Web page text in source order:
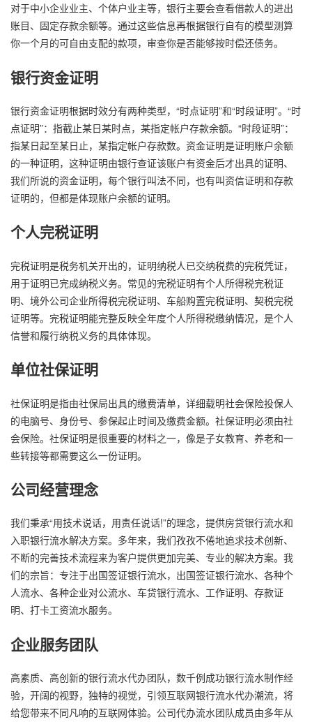
对于中小企业业主、个体户业主等，银行主要会查看借款人的进出
账目、固定存款余额等。通过这些信息再根据银行自有的模型测算
你一个月的可自由支配的款项，审查你是否能够按时偿还债务。
银行资金证明
银行资金证明根据时效分有两种类型，“时点证明”和“时段证明”。“时
点证明”：指截止某日某时点，某指定帐户存款余额。“时段证明”：
指某日起至某日止，某指定帐户存款数。资金证明是证明账户余额
的一种证明，这种证明由银行查证该账户有资金后才出具的证明、
我们所说的资金证明，每个银行叫法不同，也有叫资信证明和存款
证明的，但都是体现账户余额的证明。
个人完税证明
完税证明是税务机关开出的，证明纳税人已交纳税费的完税凭证，
用于证明已完成纳税义务。常见的完税证明有个人所得税完税证
明、境外公司企业所得税完税证明、车船购置完税证明、契税完税
证明等。完税证明能完整反映全年度个人所得税缴纳情况，是个人
信誉和履行纳税义务的具体体现。
单位社保证明
社保证明是指由社保局出具的缴费清单，详细载明社会保险投保人
的电脑号、身份号、参保起止时间及缴费金额。社保证明必须由社
会保险。社保证明是很重要的材料之一，像是子女教育、养老和一
些转接等都需要这么一份证明。
公司经营理念
我们秉承“用技术说话，用责任说话!”的理念，提供房贷银行流水和
入职银行流水解决方案。多年来，我们孜孜不倦地追求技术创新、
不断的完善技术流程来为客户提供更加完美、专业的解决方案。我
们的宗旨：专注于出国签证银行流水，出国签证银行流水、各种个
人流水、各种企业对公流水、车贷银行流水、工作证明、存款证
明、打卡工资流水服务。
企业服务团队
高素质、高创新的银行流水代办团队，数千例成功银行流水制作经
验，开阔的视野，独特的视觉，引领互联网银行流水代办潮流，将
给您带来不同凡响的互联网体验。公司代办流水团队成员由多年从